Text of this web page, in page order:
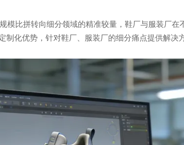
模比拼转向细分领域的精准较量，鞋厂与服装厂
制化优势，针对鞋厂、服装厂的细分痛点提供解